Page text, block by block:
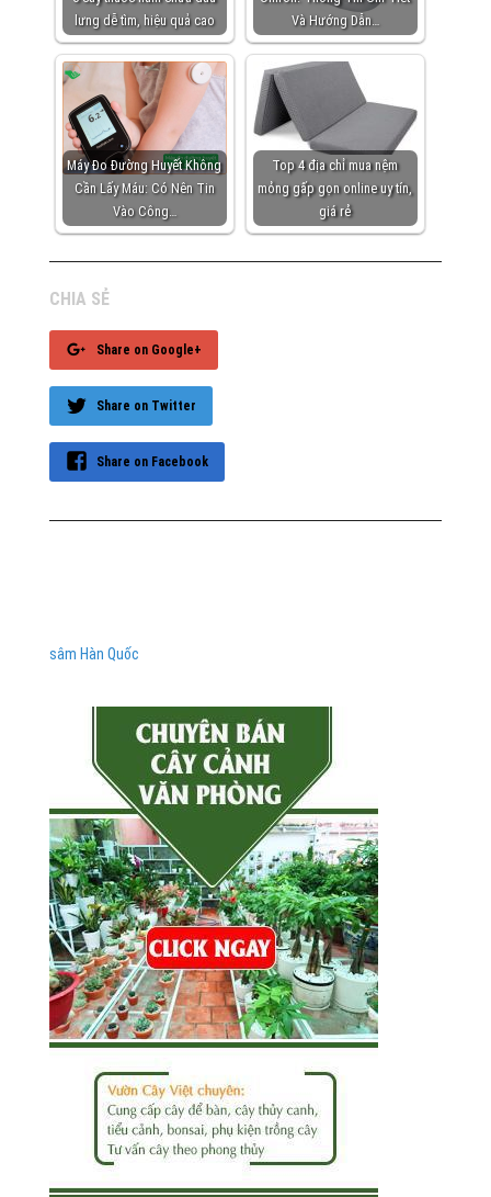
lưng dễ tìm, hiệu quả cao
Và Hướng Dẫn…
Máy Đo Đường Huyết Không
Cần Lấy Máu: Có Nên Tin
Vào Công…
Top 4 địa chỉ mua nệm
mỏng gấp gọn online uy tín,
giá rẻ
CHIA SẺ
Share on Google+
Share on Twitter
Share on Facebook
sâm Hàn Quốc